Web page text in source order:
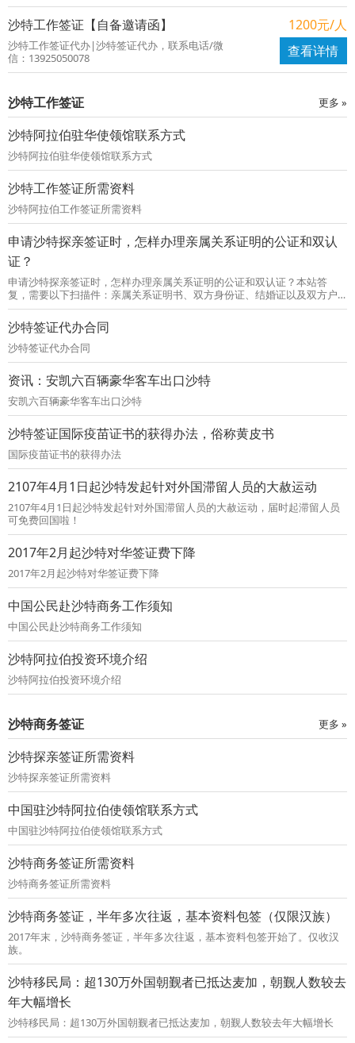
沙特工作签证【自备邀请函】
沙特工作签证代办|沙特签证代办，联系电话/微
信：13925050078
1200元/人
查看详情
沙特工作签证 更多 »
沙特阿拉伯驻华使领馆联系方式
沙特阿拉伯驻华使领馆联系方式
沙特工作签证所需资料
沙特阿拉伯工作签证所需资料
申请沙特探亲签证时，怎样办理亲属关系证明的公证和双认
证？
申请沙特探亲签证时，怎样办理亲属关系证明的公证和双认证？本站答
复，需要以下扫描件：亲属关系证明书、双方身份证、结婚证以及双方户
口本等。
沙特签证代办合同
沙特签证代办合同
资讯：安凯六百辆豪华客车出口沙特
安凯六百辆豪华客车出口沙特
沙特签证国际疫苗证书的获得办法，俗称黄皮书
国际疫苗证书的获得办法
2107年4月1日起沙特发起针对外国滞留人员的大赦运动
2107年4月1日起沙特发起针对外国滞留人员的大赦运动，届时起滞留人员
可免费回国啦！
2017年2月起沙特对华签证费下降
2017年2月起沙特对华签证费下降
中国公民赴沙特商务工作须知
中国公民赴沙特商务工作须知
沙特阿拉伯投资环境介绍
沙特阿拉伯投资环境介绍
沙特商务签证 更多 »
沙特探亲签证所需资料
沙特探亲签证所需资料
中国驻沙特阿拉伯使领馆联系方式
中国驻沙特阿拉伯使领馆联系方式
沙特商务签证所需资料
沙特商务签证所需资料
沙特商务签证，半年多次往返，基本资料包签（仅限汉族）
2017年末，沙特商务签证，半年多次往返，基本资料包签开始了。仅收汉
族。
沙特移民局：超130万外国朝觐者已抵达麦加，朝觐人数较去
年大幅增长
沙特移民局：超130万外国朝觐者已抵达麦加，朝觐人数较去年大幅增长